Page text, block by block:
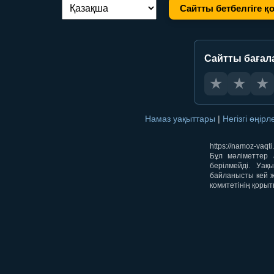
Тілді ауыстыру: Сайтты бетбелгіге
Сайтты
★ ★ ★
Намаз уақыттары | Негізгі
https://namoz-
Бұл мәліметтер
берілмейді.
байланысты кей
комитетінің